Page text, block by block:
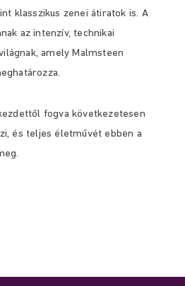
klasszikus zenei átiratok is. A
az intenzív, technikai
amely Malmsteen
fogva következetesen
és teljes életművét ebben a